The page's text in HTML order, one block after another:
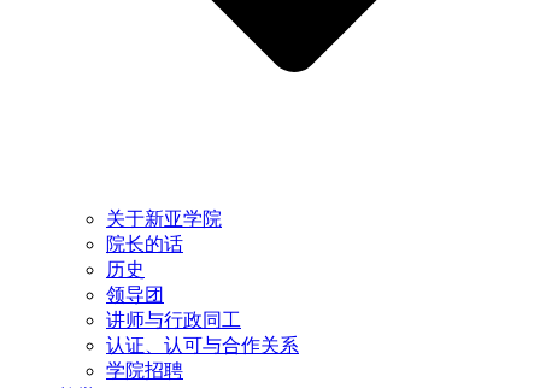
关于新亚学院
院长的话
历史
领导团
讲师与行政同工
认证、认可与合作关系
学院招聘